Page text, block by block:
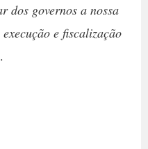
dos governos a nossa
e fiscalização